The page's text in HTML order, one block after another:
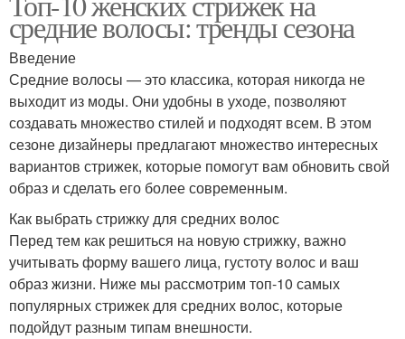
средние волосы: тренды сезона
Введение
Средние волосы — это классика, которая никогда не
выходит из моды. Они удобны в уходе, позволяют
создавать множество стилей и подходят всем. В этом
сезоне дизайнеры предлагают множество интересных
вариантов стрижек, которые помогут вам обновить свой
образ и сделать его более современным.
Как выбрать стрижку для средних волос
Перед тем как решиться на новую стрижку, важно
учитывать форму вашего лица, густоту волос и ваш
образ жизни. Ниже мы рассмотрим топ-10 самых
популярных стрижек для средних волос, которые
подойдут разным типам внешности.